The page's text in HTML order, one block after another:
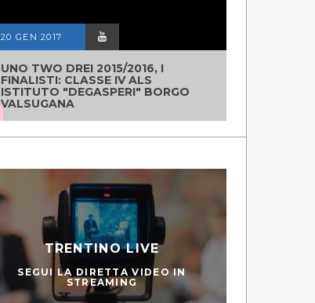
20 GEN 2017
UNO TWO DREI 2015/2016, I
FINALISTI: CLASSE IV ALS
ISTITUTO "DEGASPERI" BORGO
VALSUGANA
TRENTINO LIVE
SEGUI LA DIRETTA VIDEO IN
STREAMING